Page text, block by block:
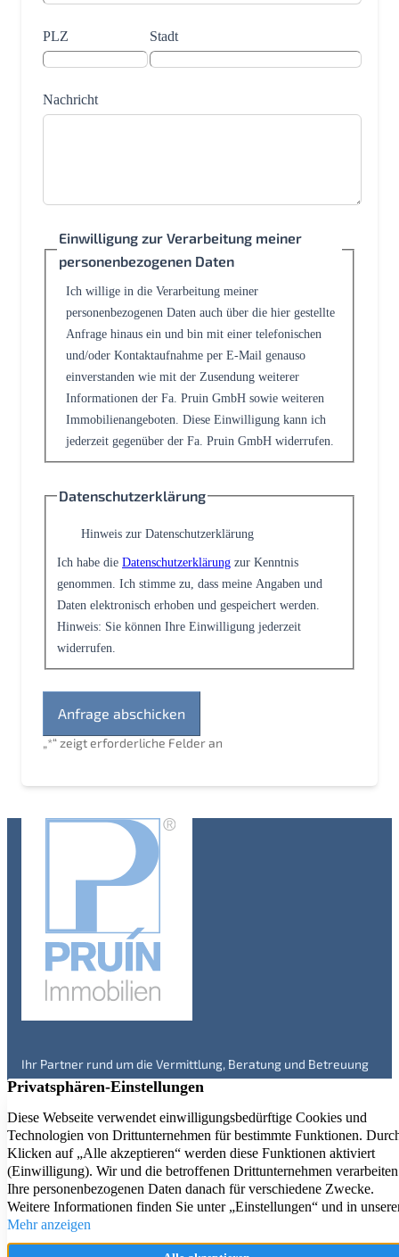
„*“ zeigt erforderliche Felder an
PLZ Stadt
Nachricht
Einwilligung zur Verarbeitung meiner
personenbezogenen Daten
Ich willige in die Verarbeitung meiner
personenbezogenen Daten auch über die hier gestellte
Anfrage hinaus ein und bin mit einer telefonischen
und/oder Kontaktaufnahme per E-Mail genauso
einverstanden wie mit der Zusendung weiterer
Informationen der Fa. Pruin GmbH sowie weiteren
Immobilienangeboten. Diese Einwilligung kann ich
jederzeit gegenüber der Fa. Pruin GmbH widerrufen.
Datenschutzerklärung
Hinweis zur Datenschutzerklärung
Ich habe die Datenschutzerklärung zur Kenntnis
genommen. Ich stimme zu, dass meine Angaben und
Daten elektronisch erhoben und gespeichert werden.
Hinweis: Sie können Ihre Einwilligung jederzeit
widerrufen.
Ihr Partner rund um die Vermittlung, Beratung und Betreuung
von Immobilien in Engelskirchen und Umgebung – seit über 20
Immobilienangebote
Aktuelle Referenzen
Service Kontakt